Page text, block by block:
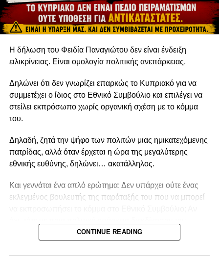
Η δήλωση του Φειδία Παναγιώτου δεν είναι ένδειξη
ειλικρίνειας. Είναι ομολογία πολιτικής ανεπάρκειας.
Δηλώνει ότι δεν γνωρίζει επαρκώς το Κυπριακό για να
συμμετέχει ο ίδιος στο Εθνικό Συμβούλιο και επιλέγει να
στείλει εκπρόσωπο χωρίς οργανική σχέση με το κόμμα
του.
Δηλαδή, ζητά την ψήφο των πολιτών μιας ημικατεχόμενης
πατρίδας, αλλά όταν έρχεται η ώρα της μεγαλύτερης
εθνικής ευθύνης, δηλώνει… ακατάλληλος.
Και γεννάται ένα απλό ερώτημα: Δεν υπάρχει ούτε ένας
εκλεγμένος βουλευτής της παράταξής του που να μπορεί
εμπιστοσύνη των Κυπρίων;
Η πολιτική δεν είναι βίντεο στο TikTok, ούτε παιχνίδι
CONTINUE READING